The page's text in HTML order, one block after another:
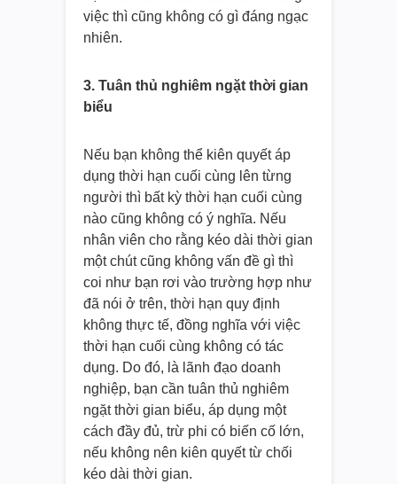
việc thì cũng không có gì đáng ngạc
nhiên.
3. Tuân thủ nghiêm ngặt thời gian
biểu
Nếu bạn không thể kiên quyết áp
dụng thời hạn cuối cùng lên từng
người thì bất kỳ thời hạn cuối cùng
nào cũng không có ý nghĩa. Nếu
nhân viên cho rằng kéo dài thời gian
một chút cũng không vấn đề gì thì
coi như bạn rơi vào trường hợp như
đã nói ở trên, thời hạn quy định
không thực tế, đồng nghĩa với việc
thời hạn cuối cùng không có tác
dụng. Do đó, là lãnh đạo doanh
nghiệp, bạn cần tuân thủ nghiêm
ngặt thời gian biểu, áp dụng một
cách đầy đủ, trừ phi có biến cố lớn,
nếu không nên kiên quyết từ chối
kéo dài thời gian.